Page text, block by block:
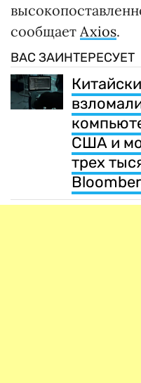
сообщает Axios.
ВАС ЗАИНТЕРЕСУЕТ
США и
трех